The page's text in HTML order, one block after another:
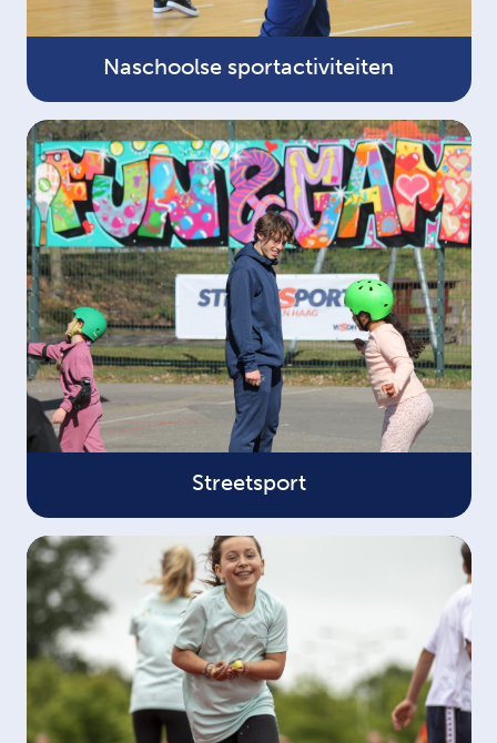
Naschoolse sportactiviteiten
Streetsport